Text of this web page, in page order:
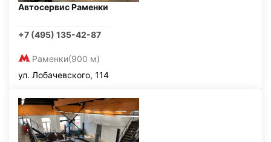
Автосервис Раменки
+7 (495) 135-42-87
Раменки(900 м)
ул. Лобачевского, 114